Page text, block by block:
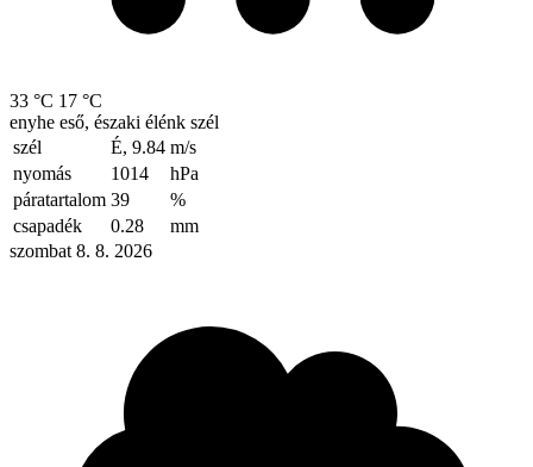
33 °C 17 °C
enyhe eső, északi élénk szél
szél
É, 9.84 m/s
nyomás
1014
hPa
páratartalom 39
%
csapadék
0.28
mm
szombat 8. 8. 2026